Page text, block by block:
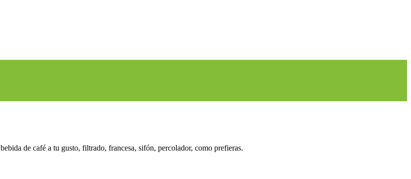
de café a tu gusto, filtrado, francesa, sifón, percolador, como prefieras.